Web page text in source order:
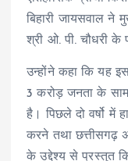
बिहारी जायसवाल ने
श्री ओ. पी. चौधरी के
उन्होंने कहा कि यह
3 करोड़ जनता के
है। पिछले दो वर्षो
करने तथा छत्तीसगढ़
के उद्देश्य से प्रस्तुत